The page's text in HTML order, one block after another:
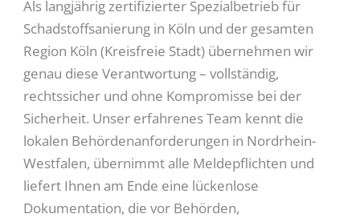
Als langjährig zertifizierter Spezialbetrieb für
Schadstoffsanierung in Köln und der gesamten
Region Köln (Kreisfreie Stadt) übernehmen wir
genau diese Verantwortung – vollständig,
rechtssicher und ohne Kompromisse bei der
Sicherheit. Unser erfahrenes Team kennt die
lokalen Behördenanforderungen in Nordrhein-
Westfalen, übernimmt alle Meldepflichten und
liefert Ihnen am Ende eine lückenlose
Dokumentation, die vor Behörden,